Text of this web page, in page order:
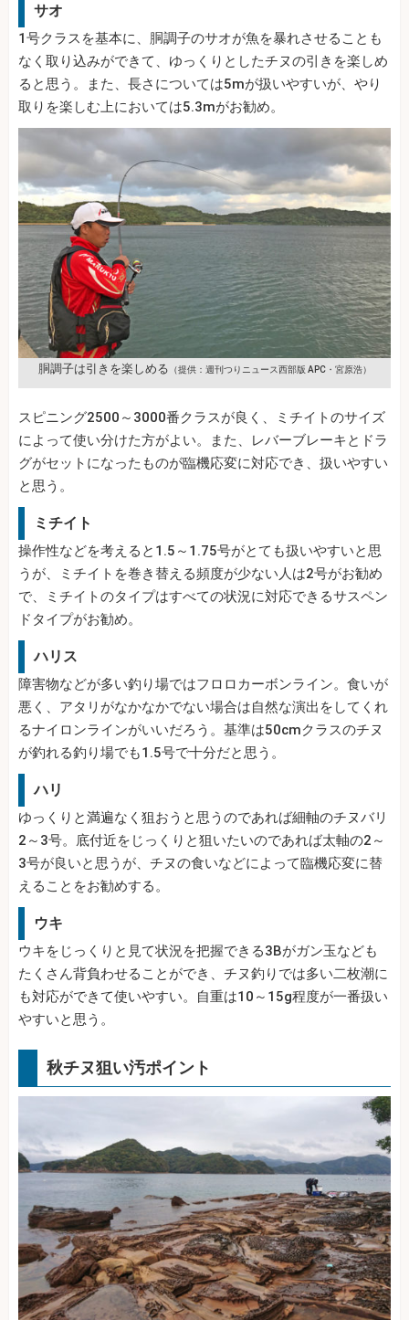
サオ
1号クラスを基本に、胴調子のサオが魚を暴れさせることも
なく取り込みができて、ゆっくりとしたチヌの引きを楽しめ
ると思う。また、長さについては5mが扱いやすいが、やり
取りを楽しむ上においては5.3mがお勧め。
胴調子は引きを楽しめる （提供：週刊つりニュース西部版 APC・宮原浩）
スピニング2500～3000番クラスが良く、ミチイトのサイズ
によって使い分けた方がよい。また、レバーブレーキとドラ
グがセットになったものが臨機応変に対応でき、扱いやすい
と思う。
ミチイト
操作性などを考えると1.5～1.75号がとても扱いやすいと思
うが、ミチイトを巻き替える頻度が少ない人は2号がお勧め
で、ミチイトのタイプはすべての状況に対応できるサスペン
ドタイプがお勧め。
ハリス
障害物などが多い釣り場ではフロロカーボンライン。食いが
悪く、アタリがなかなかでない場合は自然な演出をしてくれ
るナイロンラインがいいだろう。基準は50cmクラスのチヌ
が釣れる釣り場でも1.5号で十分だと思う。
ハリ
ゆっくりと満遍なく狙おうと思うのであれば細軸のチヌバリ
2～3号。底付近をじっくりと狙いたいのであれば太軸の2～
3号が良いと思うが、チヌの食いなどによって臨機応変に替
えることをお勧めする。
ウキ
ウキをじっくりと見て状況を把握できる3Bがガン玉なども
たくさん背負わせることができ、チヌ釣りでは多い二枚潮に
も対応ができて使いやすい。自重は10～15g程度が一番扱い
やすいと思う。
秋チヌ狙い汚ポイント